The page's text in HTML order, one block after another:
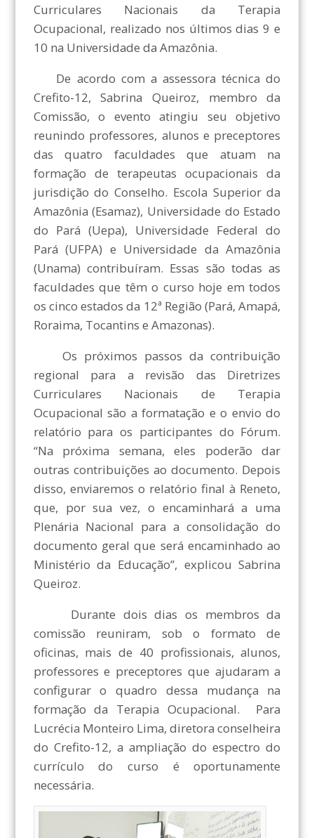
Curriculares Nacionais da Terapia
Ocupacional, realizado nos últimos dias 9 e
10 na Universidade da Amazônia.
De acordo com a assessora técnica do
Crefito-12, Sabrina Queiroz, membro da
Comissão, o evento atingiu seu objetivo
reunindo professores, alunos e preceptores
das quatro faculdades que atuam na
formação de terapeutas ocupacionais da
jurisdição do Conselho. Escola Superior da
Amazônia (Esamaz), Universidade do Estado
do Pará (Uepa), Universidade Federal do
Pará (UFPA) e Universidade da Amazônia
(Unama) contribuíram. Essas são todas as
faculdades que têm o curso hoje em todos
os cinco estados da 12ª Região (Pará, Amapá,
Roraima, Tocantins e Amazonas).
Os próximos passos da contribuição
regional para a revisão das Diretrizes
Curriculares Nacionais de Terapia
Ocupacional são a formatação e o envio do
relatório para os participantes do Fórum.
“Na próxima semana, eles poderão dar
outras contribuições ao documento. Depois
disso, enviaremos o relatório final à Reneto,
que, por sua vez, o encaminhará a uma
Plenária Nacional para a consolidação do
documento geral que será encaminhado ao
Ministério da Educação”, explicou Sabrina
Queiroz.
Durante dois dias os membros da
comissão reuniram, sob o formato de
oficinas, mais de 40 profissionais, alunos,
professores e preceptores que ajudaram a
configurar o quadro dessa mudança na
formação da Terapia Ocupacional. Para
Lucrécia Monteiro Lima, diretora conselheira
do Crefito-12, a ampliação do espectro do
currículo do curso é oportunamente
necessária.